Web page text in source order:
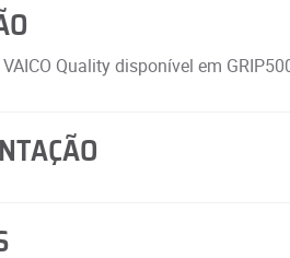
Quality disponível em